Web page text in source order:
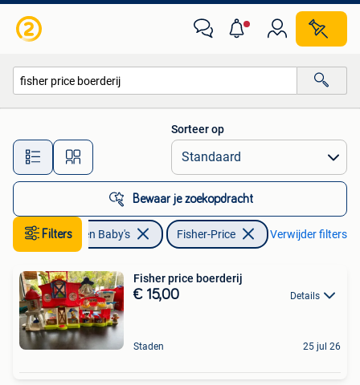
Alle afstanden…
Sorteer op
Bewaar je zoekopdracht
Filters
Kinderen en Baby's Fisher-Price Verwijder filters
Fisher price boerderij
€ 15,00 Details
Staden 25 jul 26